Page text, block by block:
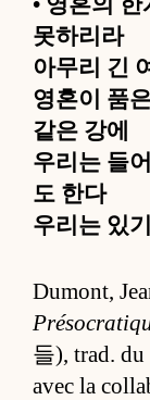
못하리라
아무리 긴
영혼이 품
같은 강에
우리는 들
도 한다
우리는 있
Dumont,
들), trad. du
avec la